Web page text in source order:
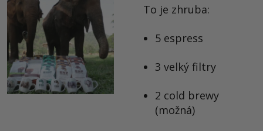
To je zhruba:
5 espress
3 velký filtry
2 cold brewy
(možná)